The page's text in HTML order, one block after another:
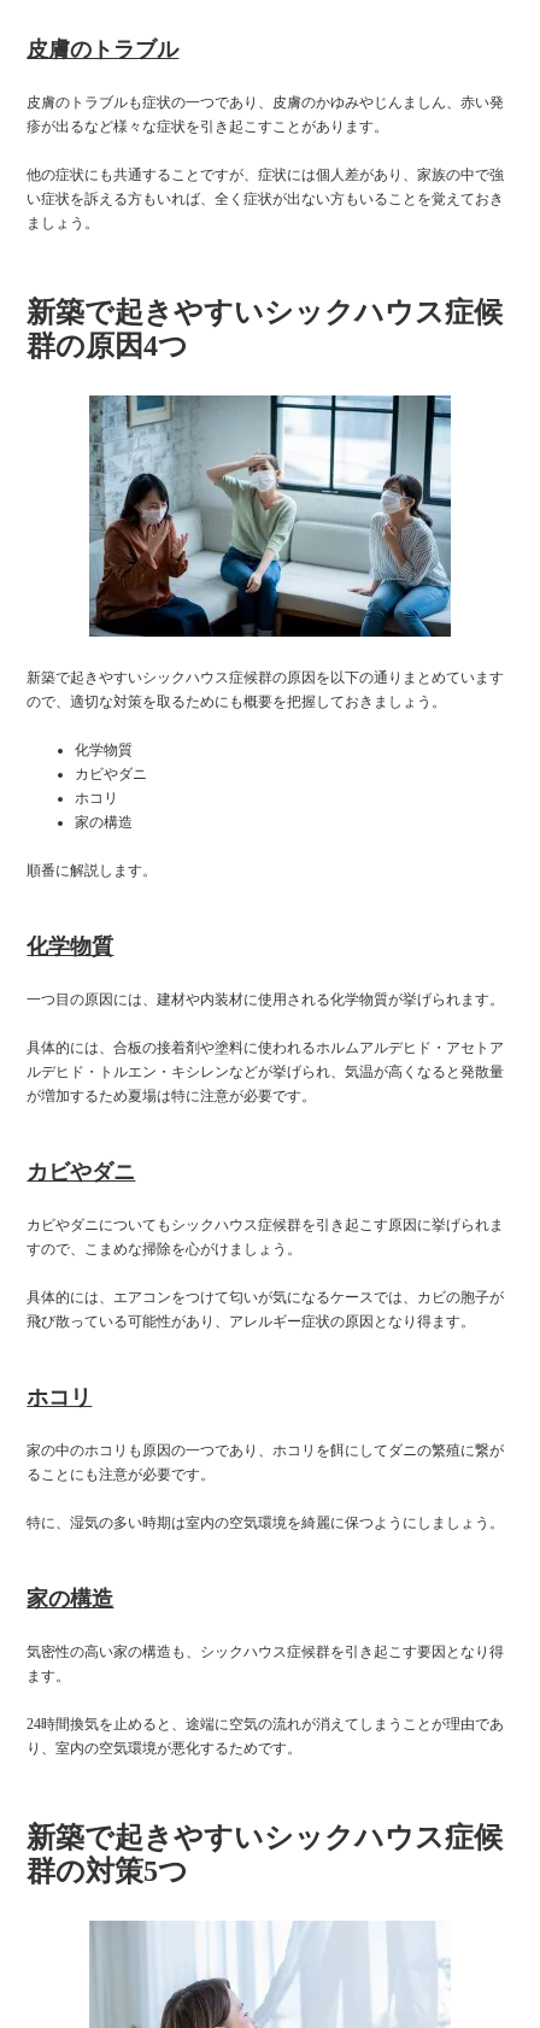
皮膚のトラブル
皮膚のトラブルも症状の一つであり、皮膚のかゆみやじんましん、赤い発
疹が出るなど様々な症状を引き起こすことがあります。
他の症状にも共通することですが、症状には個人差があり、家族の中で強
い症状を訴える方もいれば、全く症状が出ない方もいることを覚えておき
ましょう。
新築で起きやすいシックハウス症候
群の原因4つ
新築で起きやすいシックハウス症候群の原因を以下の通りまとめています
ので、適切な対策を取るためにも概要を把握しておきましょう。
化学物質
カビやダニ
ホコリ
家の構造
順番に解説します。
化学物質
一つ目の原因には、建材や内装材に使用される化学物質が挙げられます。
具体的には、合板の接着剤や塗料に使われるホルムアルデヒド・アセトア
ルデヒド・トルエン・キシレンなどが挙げられ、気温が高くなると発散量
が増加するため夏場は特に注意が必要です。
カビやダニ
カビやダニについてもシックハウス症候群を引き起こす原因に挙げられま
すので、こまめな掃除を心がけましょう。
具体的には、エアコンをつけて匂いが気になるケースでは、カビの胞子が
飛び散っている可能性があり、アレルギー症状の原因となり得ます。
ホコリ
家の中のホコリも原因の一つであり、ホコリを餌にしてダニの繁殖に繋が
ることにも注意が必要です。
特に、湿気の多い時期は室内の空気環境を綺麗に保つようにしましょう。
家の構造
気密性の高い家の構造も、シックハウス症候群を引き起こす要因となり得
ます。
24時間換気を止めると、途端に空気の流れが消えてしまうことが理由であ
り、室内の空気環境が悪化するためです。
新築で起きやすいシックハウス症候
群の対策5つ